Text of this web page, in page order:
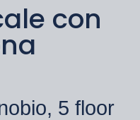
con
5 floor